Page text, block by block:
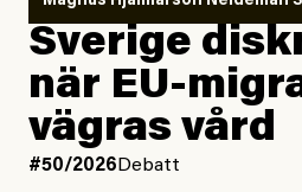
utveckla sig. El Niño är ett
väderfenomen som uppstår
Stilla havet blir ovanligt varmt.
över stora delar av världen och
forskare allt oftare varnat för
Sverige
när EU-
vägras vård
#50/2026 Debatt